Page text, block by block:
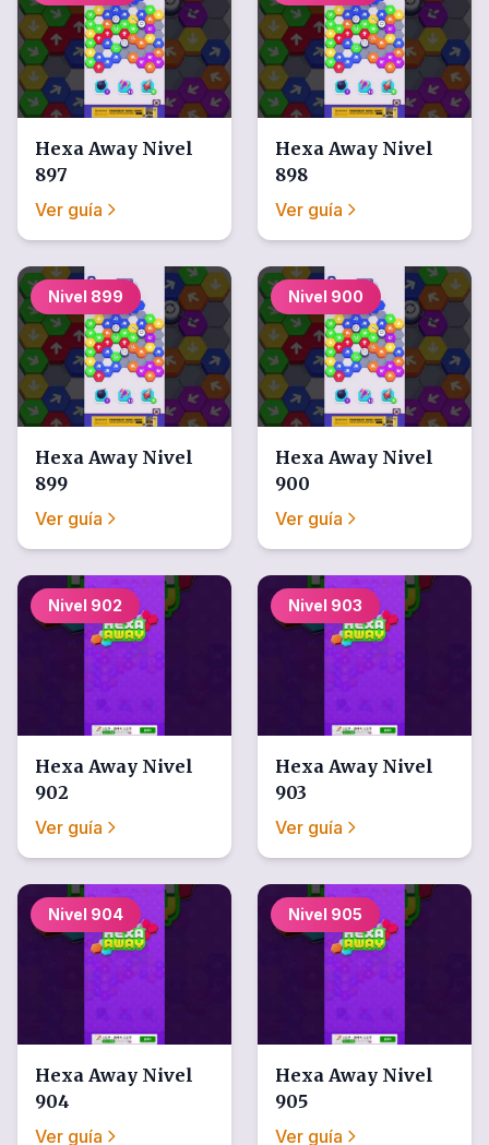
Hexa Away Nivel
897
Ver guía
Hexa Away Nivel
898
Ver guía
Nivel 899
Hexa Away Nivel
899
Ver guía
Nivel 900
Hexa Away Nivel
900
Ver guía
Nivel 902
Hexa Away Nivel
902
Ver guía
Nivel 903
Hexa Away Nivel
903
Ver guía
Nivel 904
Hexa Away Nivel
904
Ver guía
Nivel 905
Hexa Away Nivel
905
Ver guía